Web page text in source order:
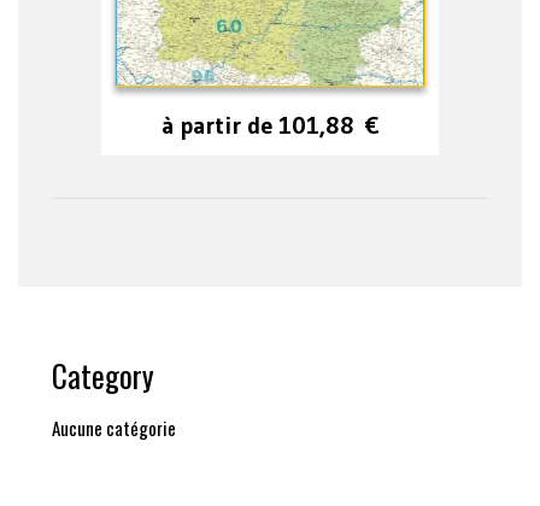
à partir de 101,88 €
Category
Aucune catégorie